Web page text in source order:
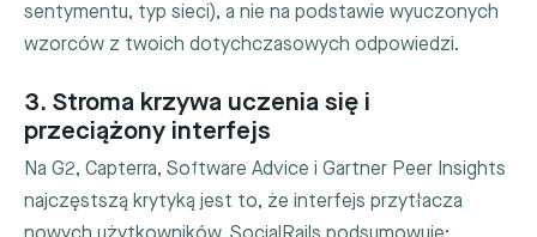
sentymentu, typ sieci), a nie na podstawie wyuczonych
wzorców z twoich dotychczasowych odpowiedzi.
3. Stroma krzywa uczenia się i
przeciążony interfejs
Na G2, Capterra, Software Advice i Gartner Peer Insights
najczęstszą krytyką jest to, że interfejs przytłacza